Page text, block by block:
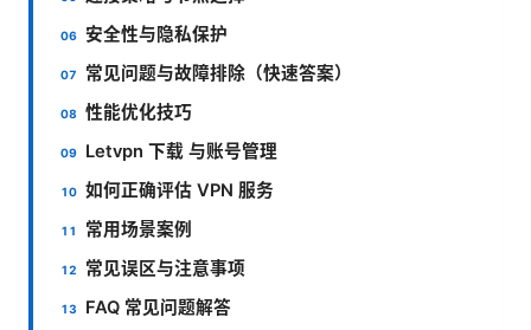
安全性与隐私保护
常见问题与故障排除（快速答案）
性能优化技巧
Letvpn 下载 与账号管理
如何正确评估 VPN 服务
常用场景案例
常见误区与注意事项
FAQ 常见问题解答